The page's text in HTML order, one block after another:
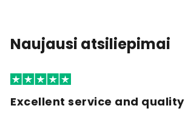
Naujausi atsiliepimai
Excellent service and quality